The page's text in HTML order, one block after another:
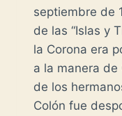
septiembre de
de las “Islas y
la Corona era
a la manera
de los
Colón fue